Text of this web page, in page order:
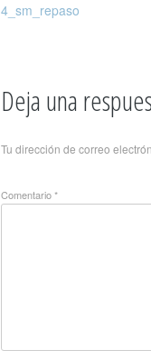
4_sm_repaso
Deja una
Tu dirección de correo
Comentario*